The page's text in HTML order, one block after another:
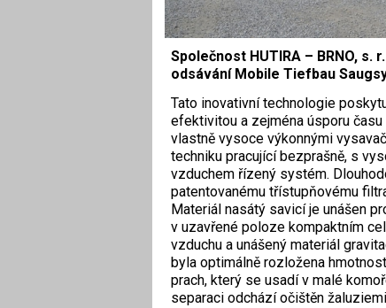
Společnost HUTIRA – BRNO,
odsávání Mobile Tiefbau
Tato inovativní technologie
efektivitou a zejména úsporu
vlastně vysoce výkonnými
techniku pracující bezprašně, s
vzduchem řízený systém.
patentovanému třístupňovému
Materiál nasátý savicí je unášen
v uzavřené poloze kompaktním
vzduchu a unášený materiál
byla optimálně rozložena
prach, který se usadí v malé
separaci odchází očištěn